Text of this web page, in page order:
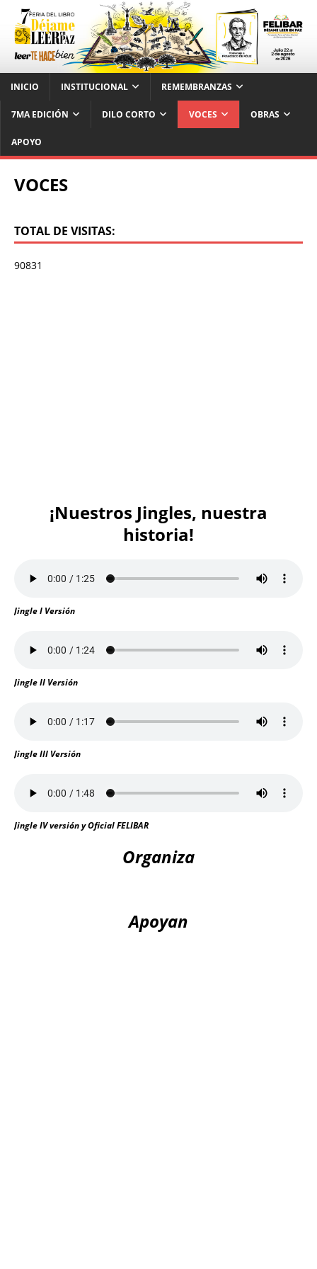
INICIO INSTITUCIONAL REMEMBRANZAS
7MA EDICIÓN DILO CORTO VOCES OBRAS
APOYO
VOCES
TOTAL DE VISITAS:
90831
¡Nuestros Jingles, nuestra
historia!
Jingle I Versión
Jingle II Versión
Jingle III Versión
Jingle IV versión y Oficial FELIBAR
Organiza
Apoyan